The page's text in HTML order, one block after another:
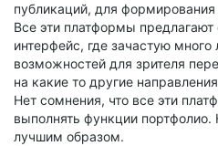
публикаций, для формирования
Все эти платформы предлагают
интерфейс, где зачастую
возможностей для зрителя
на какие то другие
Нет сомнения, что все эти
выполнять функции портфолио.
лучшим образом.